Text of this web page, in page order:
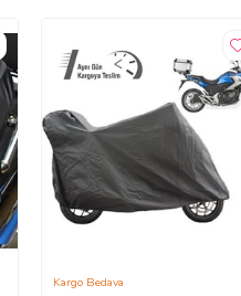
Kargo Bedava